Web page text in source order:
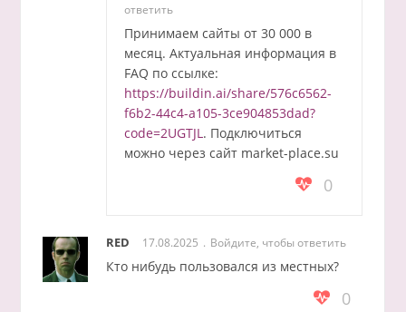
ответить
Принимаем сайты от 30 000 в
месяц. Актуальная информация в
FAQ по ссылке:
https://buildin.ai/share/576c6562-
f6b2-44c4-a105-3ce904853dad?
code=2UGTJL . Подключиться
можно через сайт market-place.su
0
RED 17.08.2025 Войдите, чтобы ответить
Кто нибудь пользовался из местных?
0